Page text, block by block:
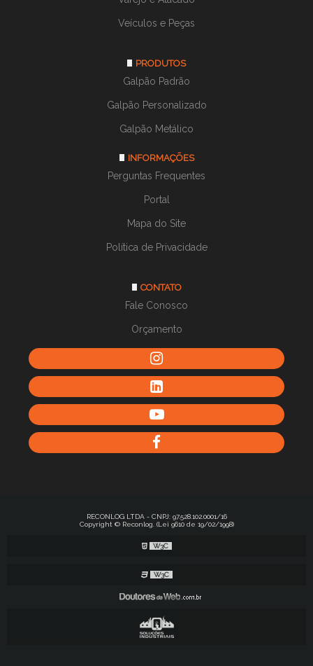
Veículos e Peças
PRODUTOS
Galpão Padrão
Galpão Personalizado
Galpão Metálico
INFORMAÇÕES
Perguntas Frequentes
Portal
Mapa do Site
Política de Privacidade
CONTATO
Fale Conosco
Orçamento
RECONLOG LTDA - CNPJ: 97.528.102.0001/16
Copyright © Reconlog. (Lei 9610 de 19/02/1998)
W3C
W3C